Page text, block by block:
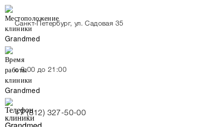
Санкт-Петербург, ул. Садовая 35
c 9:00 до 21:00
+7 (812) 327-50-00